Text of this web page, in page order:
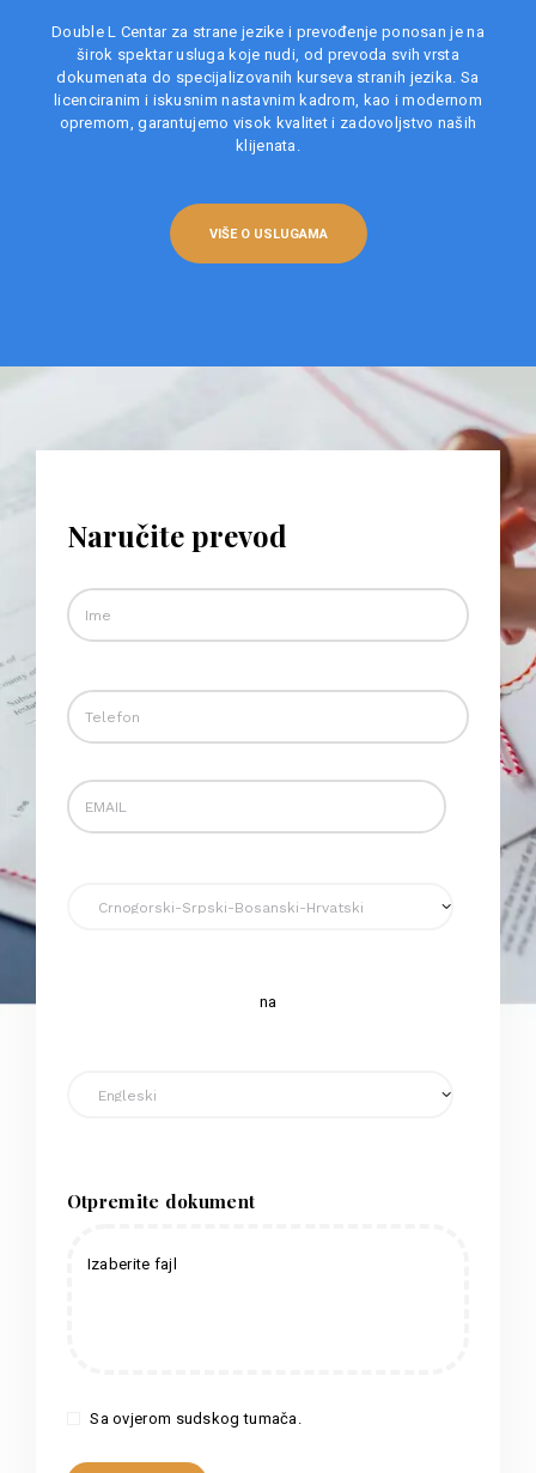
Double L Centar za strane jezike i prevođenje ponosan je na
širok spektar usluga koje nudi, od prevoda svih vrsta
dokumenata do specijalizovanih kurseva stranih jezika. Sa
licenciranim i iskusnim nastavnim kadrom, kao i modernom
opremom, garantujemo visok kvalitet i zadovoljstvo naših
klijenata.
VIŠE O USLUGAMA
Naručite prevod
na
Otpremite dokument
Izaberite fajl
Sa ovjerom sudskog tumača.